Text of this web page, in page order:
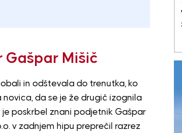
Gašpar Mišič
in odštevala do trenutka, ko
da se je že drugič izognila
poskrbel znani podjetnik Gašpar
v zadnjem hipu preprečil razrez